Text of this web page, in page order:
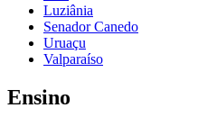
Luziânia
Senador Canedo
Uruaçu
Valparaíso
Ensino